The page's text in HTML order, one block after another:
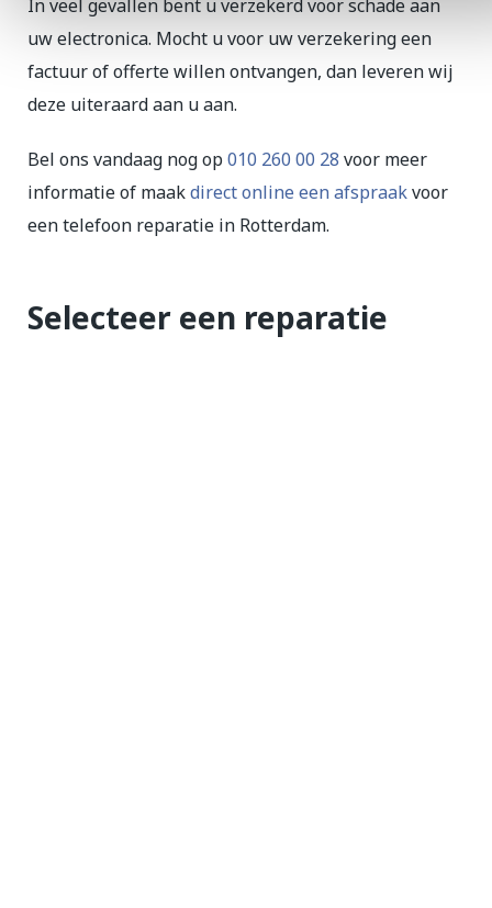
In veel gevallen bent u verzekerd voor schade aan
uw electronica. Mocht u voor uw verzekering een
factuur of offerte willen ontvangen, dan leveren wij
deze uiteraard aan u aan.
Bel ons vandaag nog op010 260 00 28 voor meer
informatie of maakdirect online een afspraakvoor
een telefoon reparatie in Rotterdam.
Selecteer een reparatie